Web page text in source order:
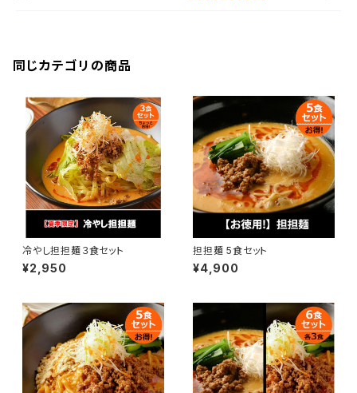
同じカテゴリの商品
冷やし担担麺３食セット
¥2,950
担担麺 5食セット
¥4,900